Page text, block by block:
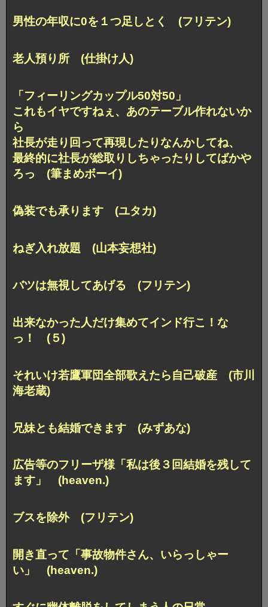
男性の年収に0を１つ足しとく (フリテン)
老人預り所 (仕掛け人)
「フィーリングカップル50対50」
これもイヤですねぇ、あのテーブル作れないか
ら
社長が走り回って再現したりなんかしてね、
最終的に社長が総取りしちゃったりしてばかや
ろっ (筆まめボーイ)
偽装でも承ります (ユタカ)
ねぎ入れ放題 (山本妄想社)
バツは無視してあげる (フリテン)
出来なかった人だけ集めてインド行こ！な
っ！ (５)
それいけ若鷹軍団全部歌えたら自己破産 (市川
海老蔵)
兄妹とも結婚できます (みずあな)
広告等のフリーザ様「私は後３回結婚を残して
ます」 (heaven.)
ブスを除外 (フリテン)
開き直って「事故物件さん、いらっしゃー
い」 (heaven.)